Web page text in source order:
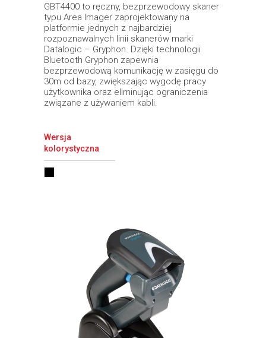
GBT4400 to ręczny, bezprzewodowy skaner
typu Area Imager zaprojektowany na
platformie jednych z najbardziej
rozpoznawalnych linii skanerów marki
Datalogic – Gryphon. Dzięki technologii
Bluetooth Gryphon zapewnia
bezprzewodową komunikację w zasięgu do
30m od bazy, zwiększając wygodę pracy
użytkownika oraz eliminując ograniczenia
związane z używaniem kabli.
Wersja
kolorystyczna